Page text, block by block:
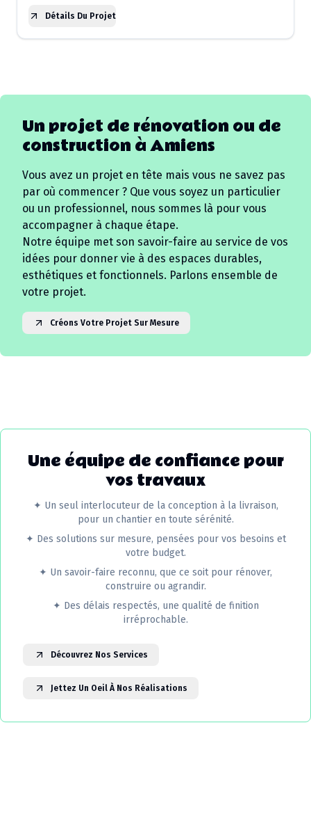
Détails Du Projet
Un projet de rénovation ou de
construction àAmiens
Vous avez un projet en tête mais vous ne savez pas
par où commencer ? Que vous soyez un particulier
ou un professionnel, nous sommes là pour vous
accompagner à chaque étape.
Notre équipe met son savoir-faire au service de vos
idées pour donner vie à des espaces durables,
esthétiques et fonctionnels. Parlons ensemble de
votre projet.
Créons Votre Projet Sur Mesure
Une équipe de confiance pour
vos travaux
✦ Un seul interlocuteur de la conception à la livraison,
pour un chantier en toute sérénité.
✦ Des solutions sur mesure, pensées pour vos besoins et
votre budget.
✦ Un savoir-faire reconnu, que ce soit pour rénover,
construire ou agrandir.
✦ Des délais respectés, une qualité de finition
irréprochable.
Découvrez Nos Services
Jettez Un Oeil À Nos Réalisations